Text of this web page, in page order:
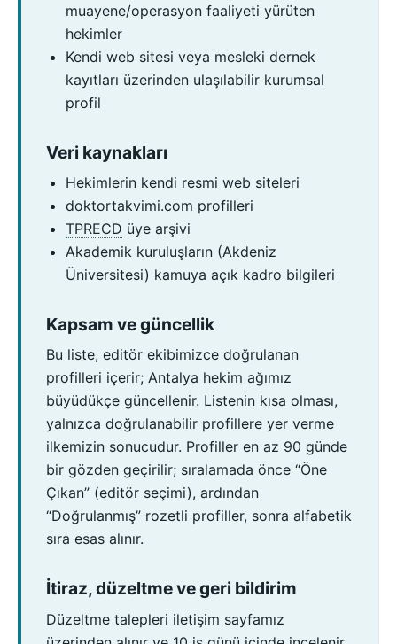
muayene/operasyon faaliyeti yürüten
hekimler
Kendi web sitesi veya mesleki dernek
kayıtları üzerinden ulaşılabilir kurumsal
profil
Veri kaynakları
Hekimlerin kendi resmi web siteleri
doktortakvimi.com profilleri
TPRECD üye arşivi
Akademik kuruluşların (Akdeniz
Üniversitesi) kamuya açık kadro bilgileri
Kapsam ve güncellik
Bu liste, editör ekibimizce doğrulanan
profilleri içerir; Antalya hekim ağımız
büyüdükçe güncellenir. Listenin kısa olması,
yalnızca doğrulanabilir profillere yer verme
ilkemizin sonucudur. Profiller en az 90 günde
bir gözden geçirilir; sıralamada önce “Öne
Çıkan” (editör seçimi), ardından
“Doğrulanmış” rozetli profiller, sonra alfabetik
sıra esas alınır.
İtiraz, düzeltme ve geri bildirim
Düzeltme talepleri iletişim sayfamız